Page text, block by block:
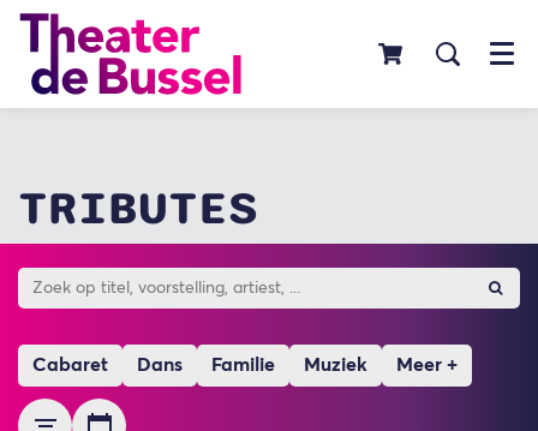
Menu
TRIBUTES
Cabaret Dans Familie Muziek Meer +